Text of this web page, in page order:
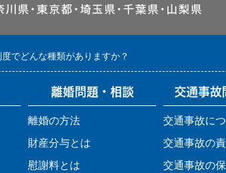
でどんな種類がありますか？
離婚問題・相談
離婚の方法
財産分与とは
慰謝料とは
交通事故
交通事故に
交通事故の
交通事故の